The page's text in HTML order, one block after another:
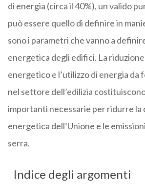
di energia (circa il 40%), un valido
può essere quello di definire in
sono i parametri che vanno a
energetica degli edifici. La
energetico e l’utilizzo di energia da
nel settore dell’edilizia
importanti necessarie per ridurre la
energetica dell’Unione e le
serra.
Indice degli argomenti